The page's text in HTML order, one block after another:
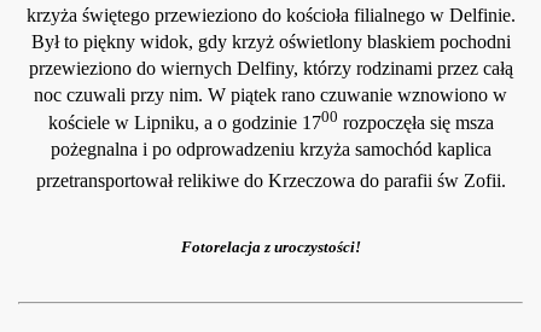
krzyża świętego przewieziono do kościoła filialnego w Delfinie.
Był to piękny widok, gdy krzyż oświetlony blaskiem pochodni
przewieziono do wiernych Delfiny, którzy rodzinami przez całą
noc czuwali przy nim. W piątek rano czuwanie wznowiono w
kościele w Lipniku, a o godzinie 1700 rozpoczęła się msza
pożegnalna i po odprowadzeniu krzyża samochód kaplica
przetransportował relikiwe do Krzeczowa do parafii św Zofii.
Fotorelacja z uroczystości!